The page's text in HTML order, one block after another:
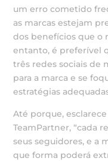
um erro cometido
as marcas estejam
dos benefícios que o
entanto, é preferível
três redes sociais de
para a marca e se
estratégias
Até porque,
TeamPartner, “cada
seus seguidores, e a
que forma poderá